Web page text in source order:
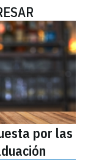
por las